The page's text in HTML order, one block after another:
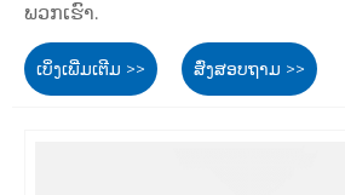
ພວກເຮົາ.
ເບິ່ງເພີ່ມເຕີມ >> ສົ່ງສອບຖາມ >>